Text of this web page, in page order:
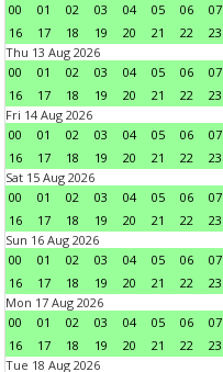
00
01 02 03 04 05 06 07
16
17 18 19 20 21 22
23
Thu 13 Aug 2026
00
01 02 03 04 05 06 07
16
17 18 19 20 21 22
23
Fri 14 Aug 2026
00
01 02 03 04 05 06 07
16
17 18 19 20 21 22
23
Sat 15 Aug 2026
00
01 02 03 04 05 06 07
16
17 18 19 20 21 22
23
Sun 16 Aug 2026
00
01 02 03 04 05 06 07
16
17 18 19 20 21 22
23
Mon 17 Aug 2026
00
01 02 03 04 05 06 07
16
17 18 19 20 21 22
23
Tue 18 Aug 2026